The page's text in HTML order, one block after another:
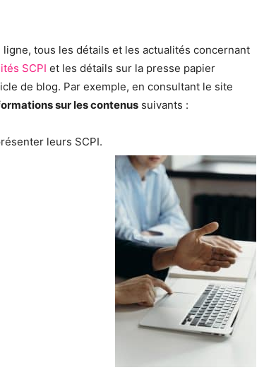
tous les détails et les actualités concernant
SCPI et les détails sur la presse papier
de blog. Par exemple, en consultant le site
sur les contenus suivants :
leurs SCPI.